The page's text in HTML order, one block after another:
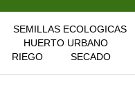
SEMILLAS ECOLOGICAS
HUERTO URBANO
RIEGO SECADO